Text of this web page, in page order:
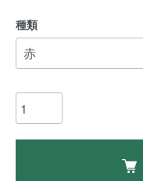
種類